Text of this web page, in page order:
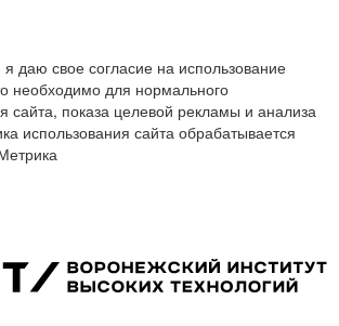
даю свое согласие на использование
необходимо для нормального
сайта, показа целевой рекламы и анализа
использования сайта обрабатывается